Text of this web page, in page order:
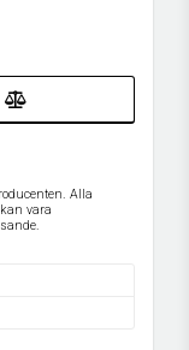
Alla
vara